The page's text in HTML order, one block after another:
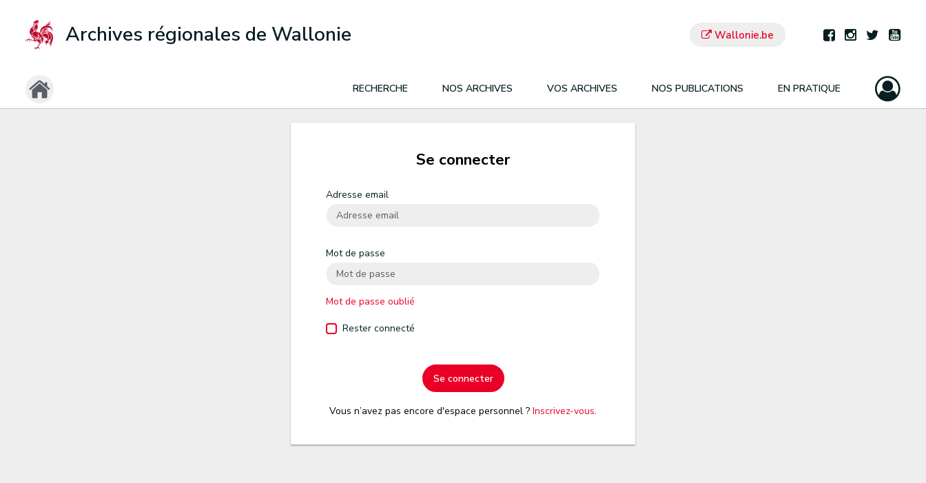
Archives régionales de Wallonie Wallonie.be
RECHERCHE NOS ARCHIVES VOS ARCHIVES NOS PUBLICATIONS EN PRATIQUE
Se connecter
Adresse email
Mot de passe
Mot de passe oublié
Rester connecté
Se connecter
Vous n’avez pas encore d'espace personnel ? Inscrivez-vous.